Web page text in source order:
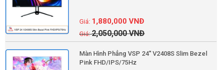
2,050,000VNĐ
1,880,000VNĐ
Màn Hình Phẳng VSP 24'' V2408S Slim Bezel
Pink FHD/IPS/75Hz